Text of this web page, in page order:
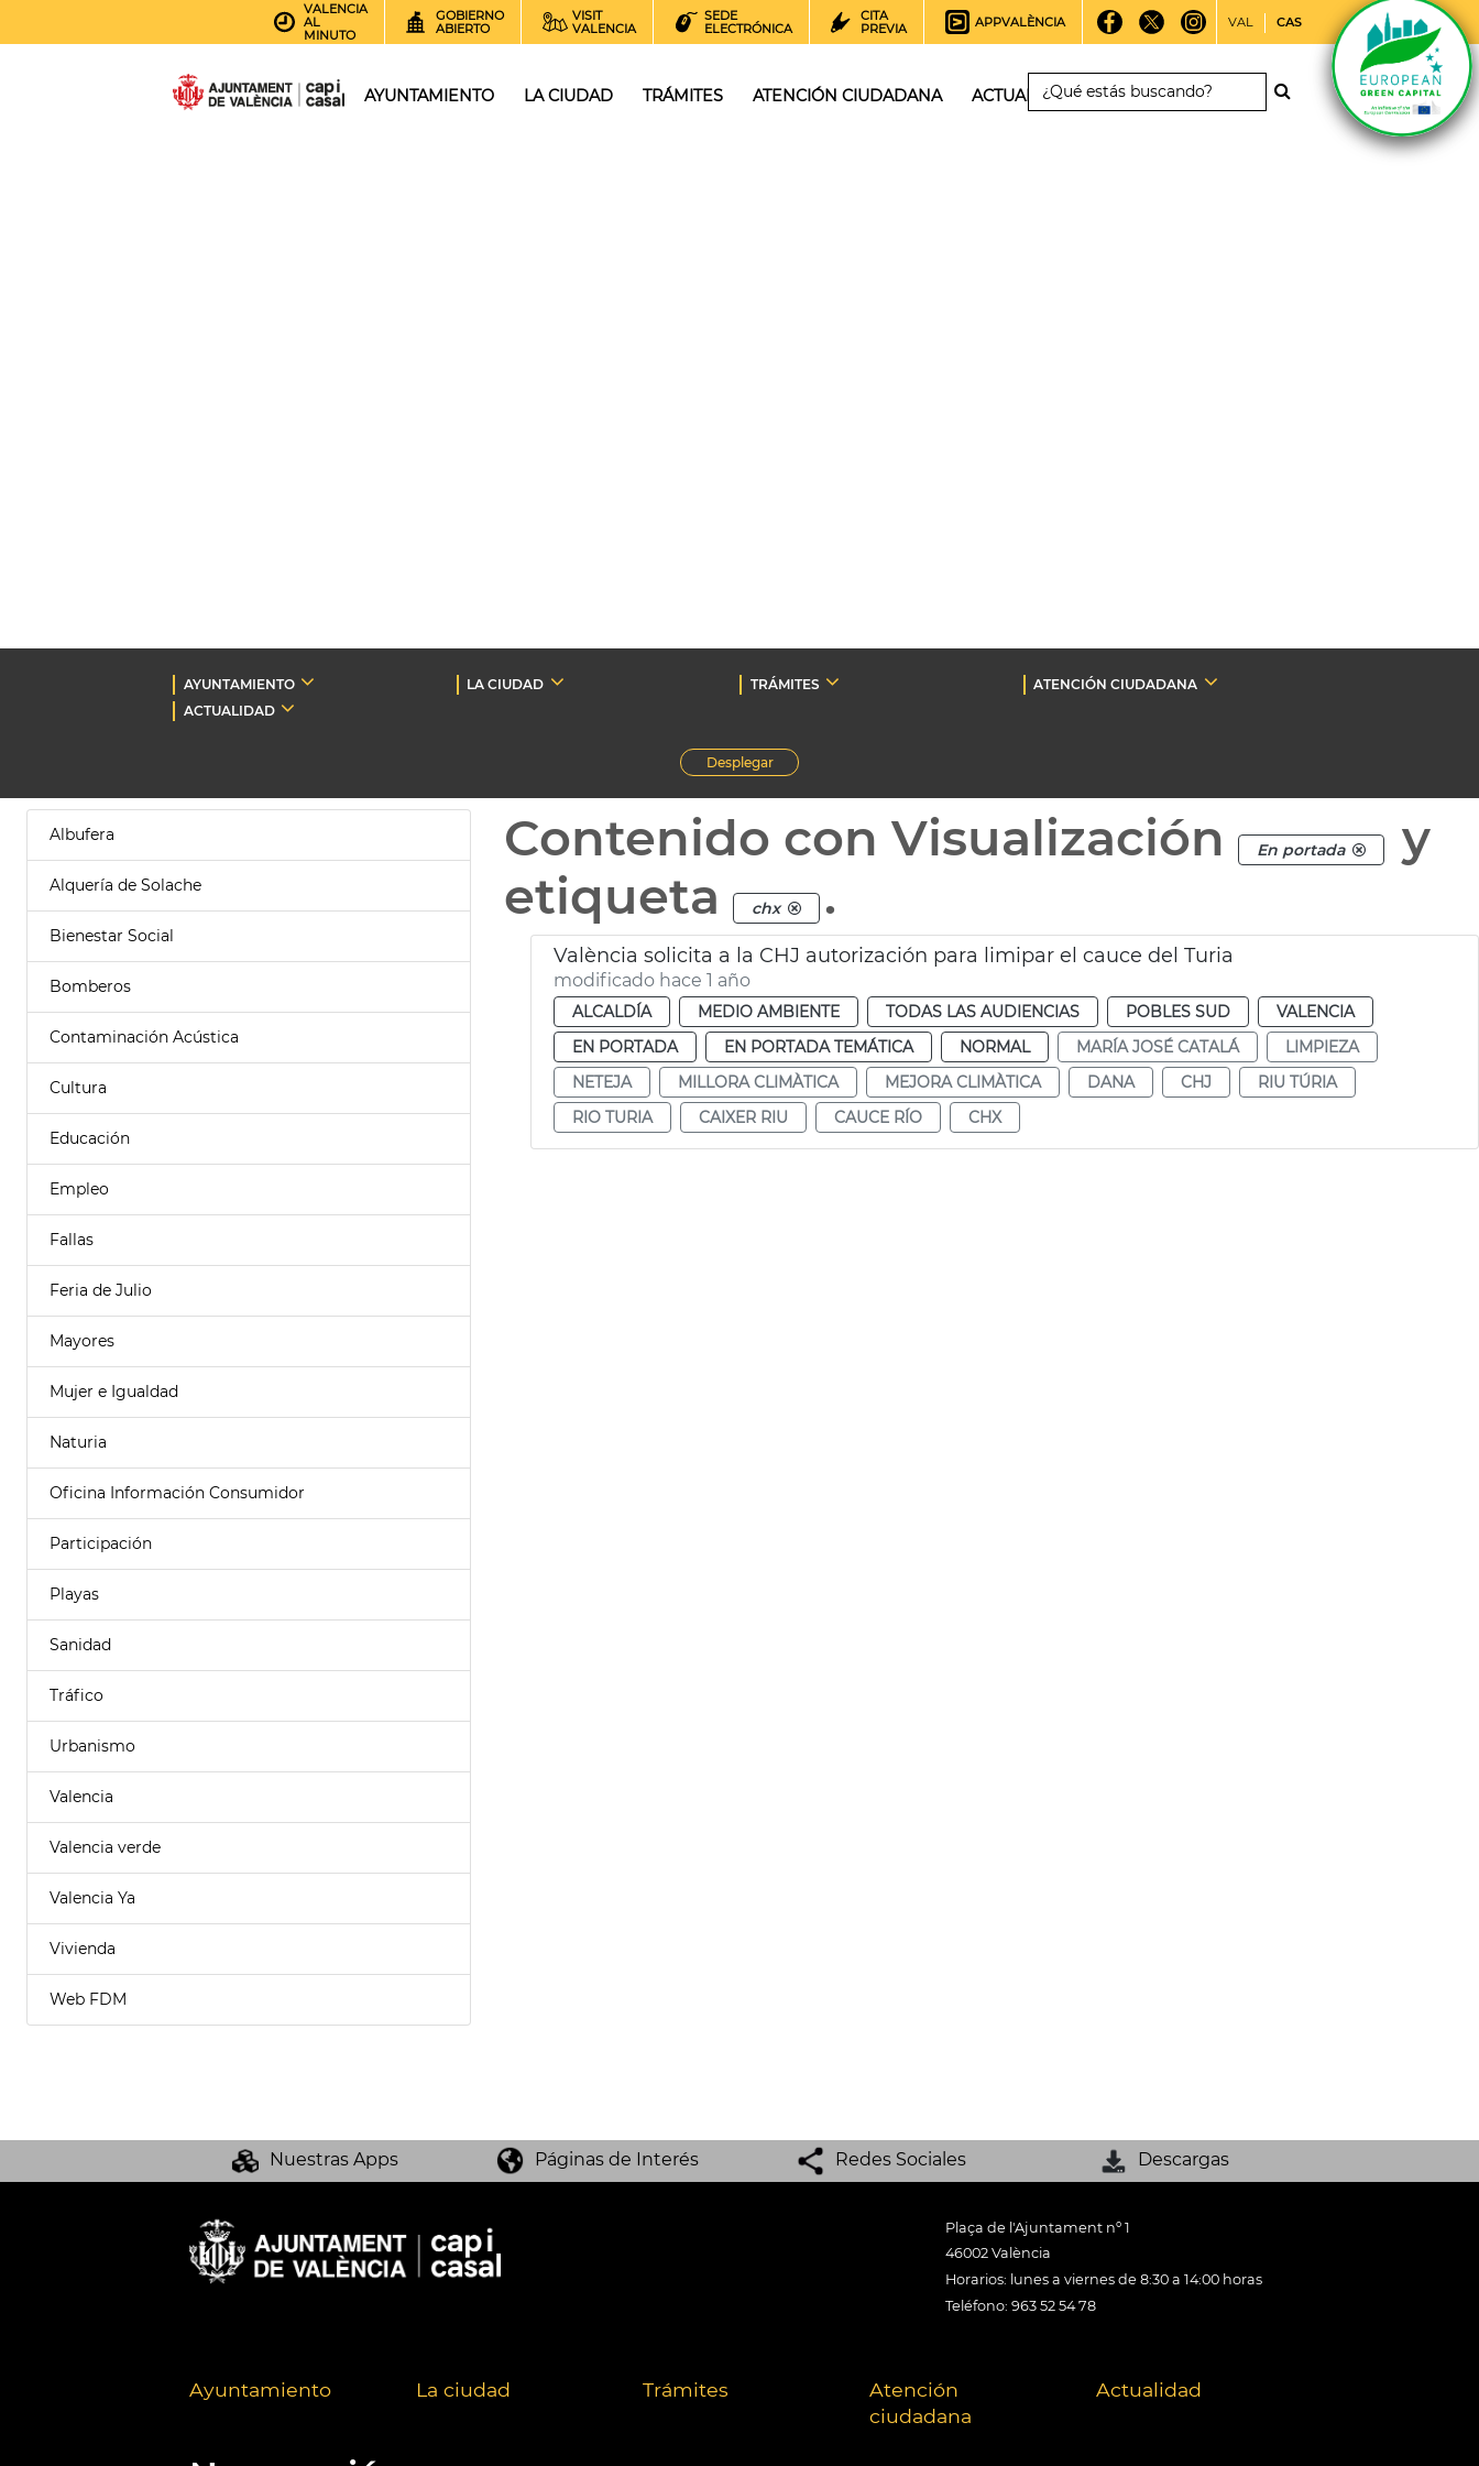
VALENCIA
AL
MINUTO
GOBIERNO
ABIERTO
VISIT
VALENCIA
SEDE
ELECTRÓNICA
CITA
PREVIA
APPVALÈNCIA VAL CAS
AYUNTAMIENTO LA CIUDAD TRÁMITES ATENCIÓN CIUDADANA ACTUALIDAD
AYUNTAMIENTO LA CIUDAD TRÁMITES
ATENCIÓN CIUDADANA
ACTUALIDAD
Desplegar
Albufera
Alquería de Solache
Bienestar Social
Bomberos
Contaminación Acústica
Cultura
Educación
Empleo
Fallas
Feria de Julio
Mayores
Mujer e Igualdad
Naturia
Oficina Información Consumidor
Participación
Playas
Sanidad
Tráfico
Urbanismo
Valencia
Valencia verde
Valencia Ya
Vivienda
Web FDM
Contenido con Visualización En portada
y
etiqueta
chx .
València solicita a la CHJ autorización para limipar el cauce del Turia
modificado hace 1 año
ALCALDÍA MEDIO AMBIENTE TODAS LAS AUDIENCIAS POBLES SUD
VALENCIA
EN PORTADA
EN PORTADA TEMÁTICA NORMAL MARÍA JOSÉ CATALÁ
LIMPIEZA
NETEJA
MILLORA CLIMÀTICA MEJORA CLIMÀTICA DANA CHJ
RIU TÚRIA
RIO TURIA
CAIXER RIU CAUCE RÍO CHX
Nuestras Apps Páginas de Interés Redes Sociales Descargas
Plaça de l'Ajuntament nº 1
46002 València
Horarios: lunes a viernes de 8:30 a 14:00 horas
Teléfono: 963 52 54 78
Ayuntamiento La ciudad Trámites
Atención
ciudadana
Actualidad